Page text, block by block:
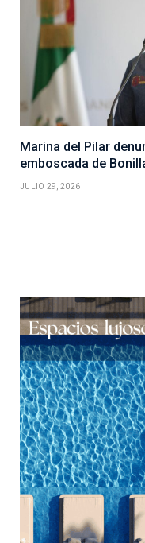
Marina del Pilar
emboscada de
JULIO 29, 2026